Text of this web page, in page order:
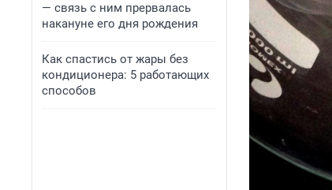
— связь с ним прервалась
накануне его дня рождения
Как спастись от жары без
кондиционера: 5 работающих
способов